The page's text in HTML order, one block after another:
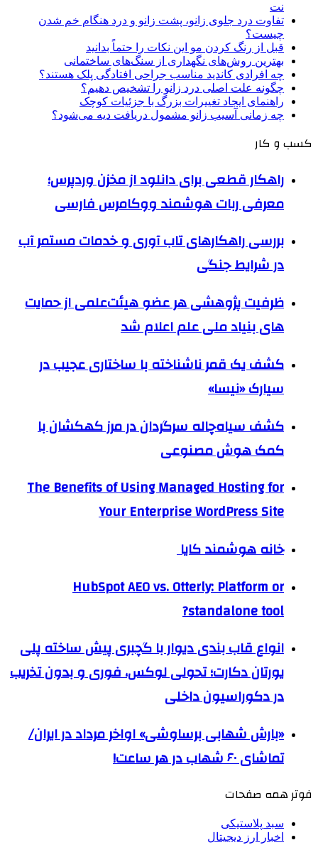
نت
تفاوت درد جلوی زانو، پشت زانو و درد هنگام خم شدن
چیست؟
قبل از رنگ کردن مو این نکات را حتماً بدانید
بهترین روش‌های نگهداری از سنگ‌های ساختمانی
چه افرادی کاندید مناسب جراحی افتادگی پلک هستند؟
چگونه علت اصلی درد زانو را تشخیص دهیم؟
راهنمای ایجاد تغییرات بزرگ با جزئیات کوچک
چه زمانی آسیب زانو مشمول دریافت دیه می‌شود؟
کسب و کار
راهکار قطعی برای دانلود از مخزن وردپرس؛
معرفی ربات هوشمند ووکامرس فارسی
بررسی راهکارهای تاب آوری و خدمات مستمر آب
در شرایط جنگی
ظرفیت پژوهشی هر عضو هیئت‌علمی از حمایت
های بنیاد ملی علم اعلام شد
کشف یک قمر ناشناخته با ساختاری عجیب در
سیارک «نیسا»
کشف سیاه‌چاله سرگردان در مرز کهکشان با
کمک هوش مصنوعی
The Benefits of Using Managed Hosting for
Your Enterprise WordPress Site
خانه هوشمند کایا
HubSpot AEO vs. Otterly: Platform or
standalone tool?
انواع قاب بندی دیوار با گچبری پیش ساخته پلی
یورتان دکارت؛ تحولی لوکس، فوری و بدون تخریب
در دکوراسیون داخلی
«بارش شهابی برساوشی» اواخر مرداد در ایران/
تماشای ۶۰ شهاب در هر ساعت!
فوتر همه صفحات
سبد پلاستیکی
اخبار ارز دیجیتال